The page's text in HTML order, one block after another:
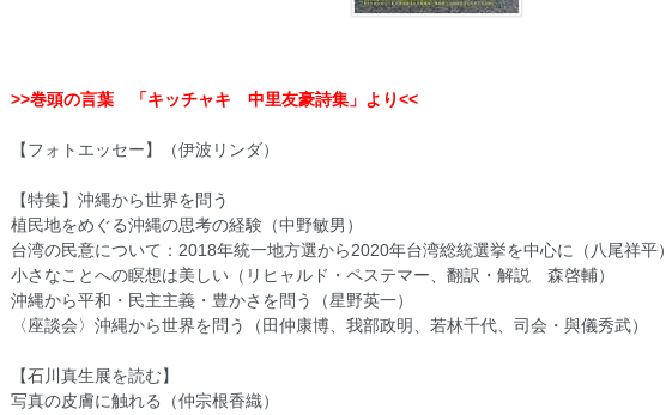
>>巻頭の言葉 「キッチャキ 中里友豪詩集」より<<
【フォトエッセー】（伊波リンダ）
【特集】沖縄から世界を問う
植民地をめぐる沖縄の思考の経験（中野敏男）
台湾の民意について：2018年統一地方選から2020年台湾総統選挙を中心に（八尾祥平）
小さなことへの瞑想は美しい（リヒャルド・ペステマー、翻訳・解説 森啓輔）
沖縄から平和・民主主義・豊かさを問う（星野英一）
〈座談会〉沖縄から世界を問う（田仲康博、我部政明、若林千代、司会・與儀秀武）
【石川真生展を読む】
写真の皮膚に触れる（仲宗根香織）